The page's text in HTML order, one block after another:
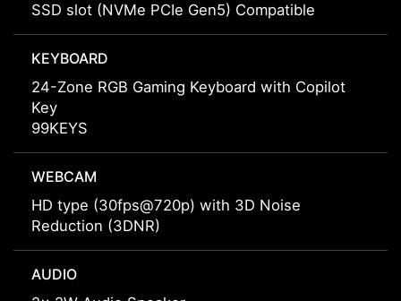
SSD slot (NVMe PCIe Gen5) Compatible
KEYBOARD
24-Zone RGB Gaming Keyboard with Copilot
Key
99KEYS
WEBCAM
HD type (30fps@720p) with 3D Noise
Reduction (3DNR)
AUDIO